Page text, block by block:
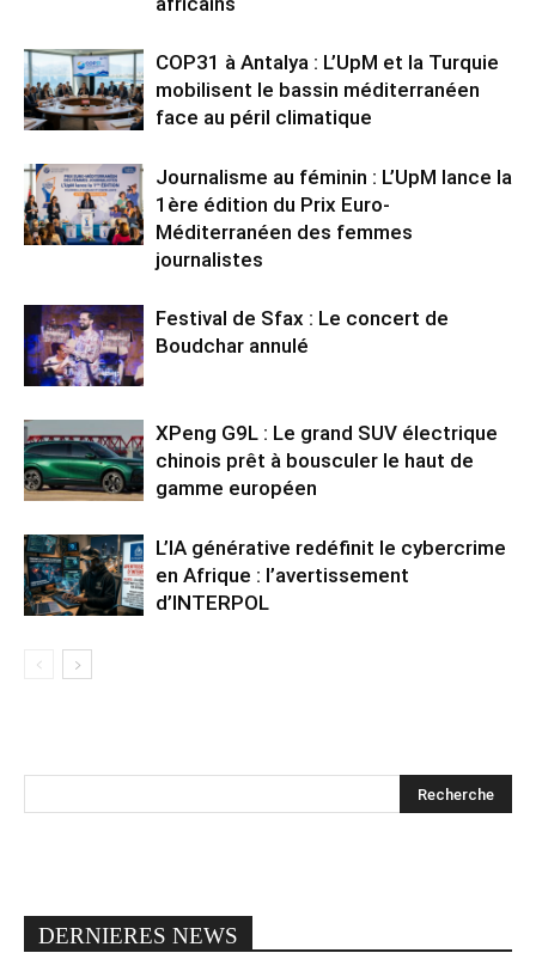
COP31 à Antalya : L’UpM et la Turquie
mobilisent le bassin méditerranéen
face au péril climatique
Journalisme au féminin : L’UpM lance la
1ère édition du Prix Euro-
Méditerranéen des femmes
journalistes
Festival de Sfax : Le concert de
Boudchar annulé
XPeng G9L : Le grand SUV électrique
chinois prêt à bousculer le haut de
gamme européen
L’IA générative redéfinit le cybercrime
en Afrique : l’avertissement
d’INTERPOL
DERNIERES NEWS